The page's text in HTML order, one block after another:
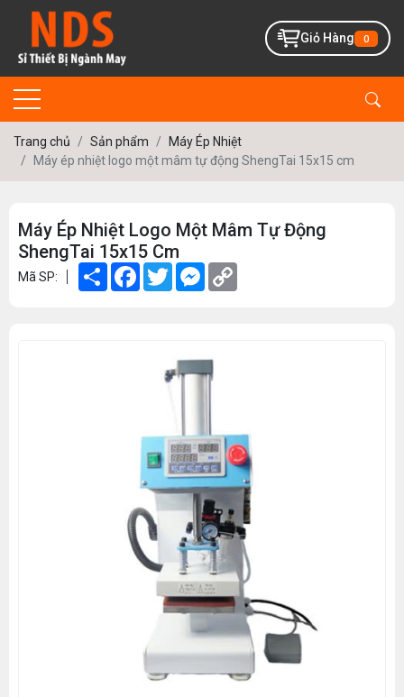
Giỏ Hàng 0
Trang chủ Sản phẩm
Máy Ép Nhiệt
Máy ép nhiệt logo một mâm tự động ShengTai 15x15 cm
Máy Ép Nhiệt Logo Một Mâm Tự Động
ShengTai 15x15 Cm
Mã SP: Share Facebook
TwitterMessenger